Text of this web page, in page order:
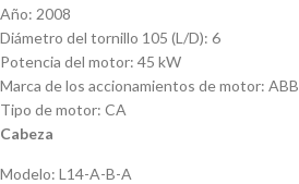
Año: 2008
Diámetro del tornillo 105 (L/D): 6
Potencia del motor: 45 kW
Marca de los accionamientos de motor: ABB
Tipo de motor: CA
Cabeza
Modelo: L14-A-B-A